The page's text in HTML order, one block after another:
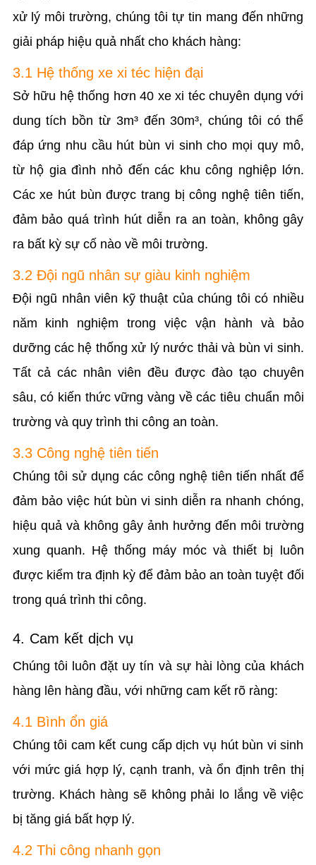
xử lý môi trường, chúng tôi tự tin mang đến những
giải pháp hiệu quả nhất cho khách hàng:
3.1 Hệ thống xe xi téc hiện đại
Sở hữu hệ thống hơn 40 xe xi téc chuyên dụng với
dung tích bồn từ 3m³ đến 30m³, chúng tôi có thể
đáp ứng nhu cầu hút bùn vi sinh cho mọi quy mô,
từ hộ gia đình nhỏ đến các khu công nghiệp lớn.
Các xe hút bùn được trang bị công nghệ tiên tiến,
đảm bảo quá trình hút diễn ra an toàn, không gây
ra bất kỳ sự cố nào về môi trường.
3.2 Đội ngũ nhân sự giàu kinh nghiệm
Đội ngũ nhân viên kỹ thuật của chúng tôi có nhiều
năm kinh nghiệm trong việc vận hành và bảo
dưỡng các hệ thống xử lý nước thải và bùn vi sinh.
Tất cả các nhân viên đều được đào tạo chuyên
sâu, có kiến thức vững vàng về các tiêu chuẩn môi
trường và quy trình thi công an toàn.
3.3 Công nghệ tiên tiến
Chúng tôi sử dụng các công nghệ tiên tiến nhất để
đảm bảo việc hút bùn vi sinh diễn ra nhanh chóng,
hiệu quả và không gây ảnh hưởng đến môi trường
xung quanh. Hệ thống máy móc và thiết bị luôn
được kiểm tra định kỳ để đảm bảo an toàn tuyệt đối
trong quá trình thi công.
4. Cam kết dịch vụ
Chúng tôi luôn đặt uy tín và sự hài lòng của khách
hàng lên hàng đầu, với những cam kết rõ ràng:
4.1 Bình ổn giá
Chúng tôi cam kết cung cấp dịch vụ hút bùn vi sinh
với mức giá hợp lý, cạnh tranh, và ổn định trên thị
trường. Khách hàng sẽ không phải lo lắng về việc
bị tăng giá bất hợp lý.
4.2 Thi công nhanh gọn